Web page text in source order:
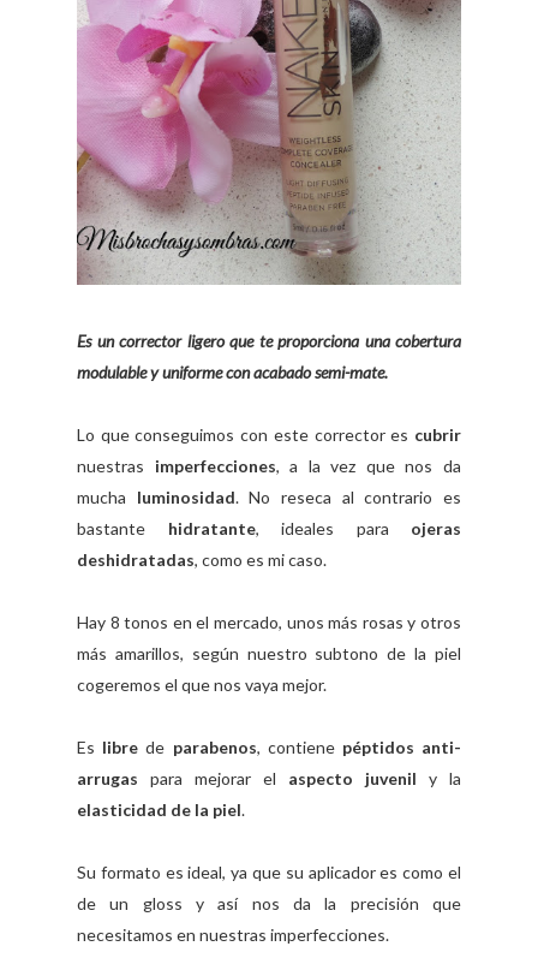
Es un corrector ligero que te proporciona una cobertura
modulable y uniforme con acabado semi-mate.
Lo que conseguimos con este corrector es cubrir
nuestras imperfecciones, a la vez que nos da
mucha luminosidad. No reseca al contrario es
bastante hidratante, ideales para ojeras
deshidratadas, como es mi caso.
Hay 8 tonos en el mercado, unos más rosas y otros
más amarillos, según nuestro subtono de la piel
cogeremos el que nos vaya mejor.
Es librede parabenos, contiene péptidos anti-
arrugas para mejorar el aspecto juvenil y la
elasticidad de la piel.
Su formato es ideal, ya que su aplicador es como el
de un gloss y así nos da la precisión que
necesitamos en nuestras imperfecciones.